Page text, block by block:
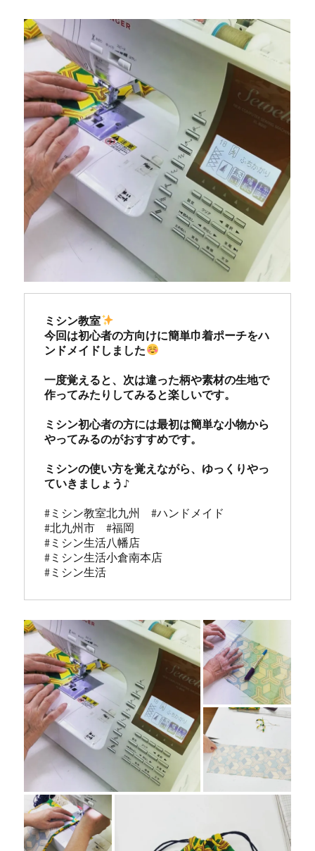
ミシン教室
今回は初心者の方向けに簡単巾着ポーチをハ
ンドメイドしました
一度覚えると、次は違った柄や素材の生地で
作ってみたりしてみると楽しいです。
ミシン初心者の方には最初は簡単な小物から
やってみるのがおすすめです。
ミシンの使い方を覚えながら、ゆっくりやっ
#ミシン教室北九州　#ハンドメイド
#北九州市　#福岡
#ミシン生活八幡店
#ミシン生活小倉南本店
#ミシン生活